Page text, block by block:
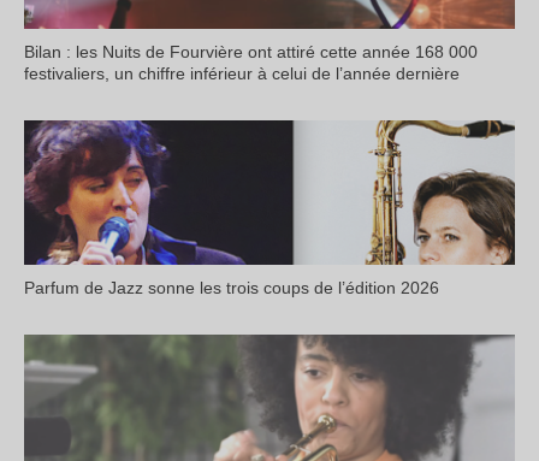
Bilan : les Nuits de Fourvière ont attiré cette année 168 000
festivaliers, un chiffre inférieur à celui de l’année dernière
Parfum de Jazz sonne les trois coups de l’édition 2026